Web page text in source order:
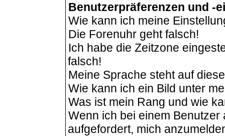
Benutzerpräferenzen und -
Wie kann ich meine
Die Forenuhr geht falsch!
Ich habe die Zeitzone
falsch!
Meine Sprache steht auf
Wie kann ich ein Bild unter
Was ist mein Rang und wie
Wenn ich bei einem
aufgefordert, mich